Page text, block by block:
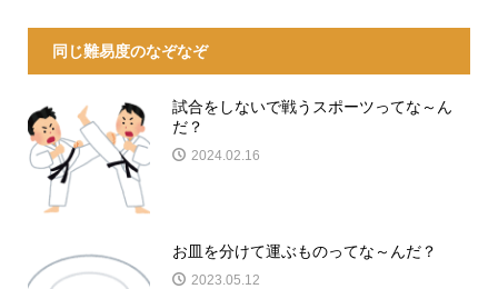
同じ難易度のなぞなぞ
試合をしないで戦うスポーツってな～ん
だ？
2024.02.16
お皿を分けて運ぶものってな～んだ？
2023.05.12